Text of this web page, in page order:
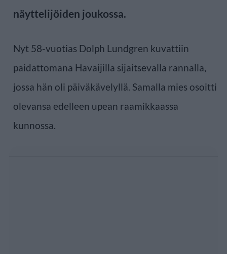
näyttelijöiden joukossa.
Nyt 58-vuotias Dolph Lundgren kuvattiin
paidattomana Havaijilla sijaitsevalla rannalla,
jossa hän oli päiväkävelyllä. Samalla mies osoitti
olevansa edelleen upean raamikkaassa
kunnossa.